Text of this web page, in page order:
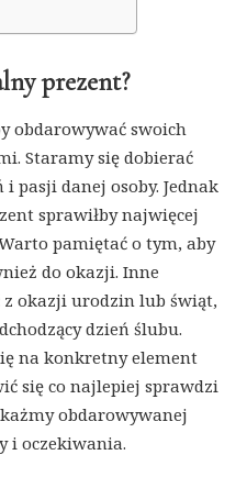
prezent?
obdarowywać swoich
Staramy się dobierać
pasji danej osoby. Jednak
sprawiłby najwięcej
pamiętać o tym, aby
do okazji. Inne
okazji urodzin lub świąt,
dzień ślubu.
na konkretny element
się co najlepiej sprawdzi
obdarowywanej
i oczekiwania.